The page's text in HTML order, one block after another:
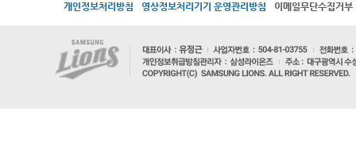
개인정보처리방침 영상정보처리기기 운영관리방침 이메일무단수집거부